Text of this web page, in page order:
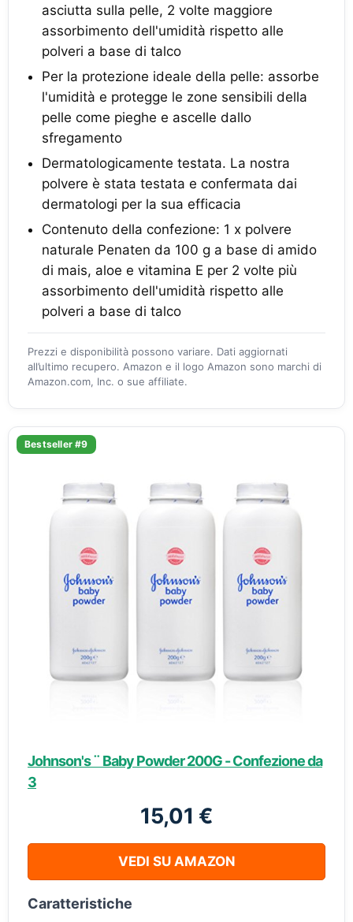
asciutta sulla pelle, 2 volte maggiore
assorbimento dell'umidità rispetto alle
polveri a base di talco
Per la protezione ideale della pelle: assorbe
l'umidità e protegge le zone sensibili della
pelle come pieghe e ascelle dallo
sfregamento
Dermatologicamente testata. La nostra
polvere è stata testata e confermata dai
dermatologi per la sua efficacia
Contenuto della confezione: 1 x polvere
naturale Penaten da 100 g a base di amido
di mais, aloe e vitamina E per 2 volte più
assorbimento dell'umidità rispetto alle
polveri a base di talco
Prezzi e disponibilità possono variare. Dati aggiornati
all’ultimo recupero. Amazon e il logo Amazon sono marchi di
Amazon.com, Inc. o sue affiliate.
Bestseller #9
Johnson's ¨ Baby Powder 200G - Confezione da
3
15,01 €
VEDI SU AMAZON
Caratteristiche